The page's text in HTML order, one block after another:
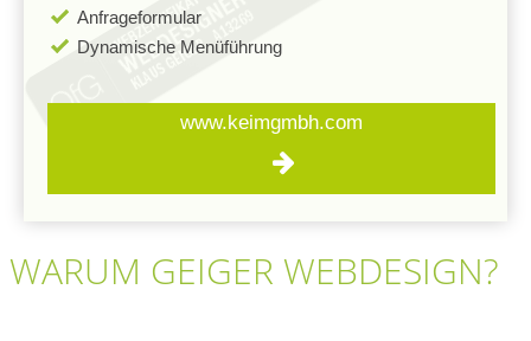
Anfrageformular
Dynamische Menüführung
www.keimgmbh.com
WARUM GEIGER WEBDESIGN?